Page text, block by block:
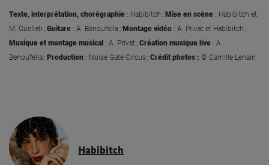
Texte, interprétation, chorégraphie : Habibitch ; M ise en scène : Habibitch et
M. Guellati ; Guitare : A. Benoufella ; Montage vidéo : A. Privat et Habibitch ;
Musique et montage musical : A. Privat ; Création musique live : A.
Benoufella ; Production : Noise Gate Circus ; Crédit photos : © Camille Lenain
Habibitch